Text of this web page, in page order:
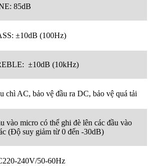
85dB
±10dB (100Hz)
±10dB (10kHz)
chì AC, bảo vệ đầu ra DC, bảo vệ quá tải
vào micro có thể ghi đè lên các đầu vào
(Độ suy giảm từ 0 đến -30dB)
240V/50-60Hz